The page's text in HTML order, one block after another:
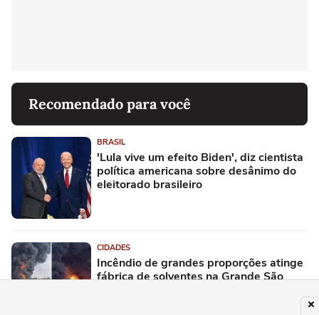
Recomendado para você
BRASIL
'Lula vive um efeito Biden', diz cientista
política americana sobre desânimo do
eleitorado brasileiro
CIDADES
Incêndio de grandes proporções atinge
fábrica de solventes na Grande São